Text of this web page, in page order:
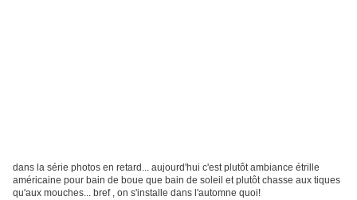
dans la série photos en retard... aujourd'hui c'est plutôt ambiance étrille
américaine pour bain de boue que bain de soleil et plutôt chasse aux tiques
qu'aux mouches... bref , on s'installe dans l'automne quoi!